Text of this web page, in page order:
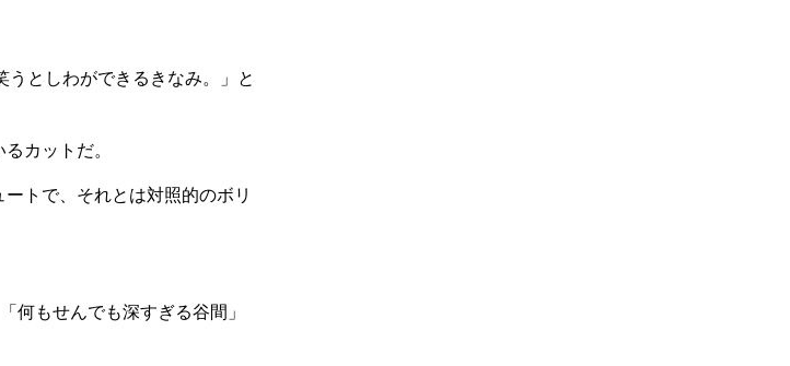
としわができるきなみ。」と
カットだ。
トで、それとは対照的のボリ
もせんでも深すぎる谷間」